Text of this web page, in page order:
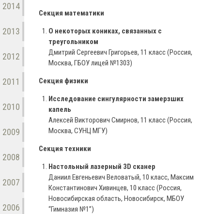
2014
2013
2012
2011
2010
2009
2008
2007
2006
Секция математики
О некоторых кониках, связанных с
треугольником
Дмитрий Сергеевич Григорьев, 11 класс (Россия,
Москва, ГБОУ лицей №1303)
Секция физики
Исследование сингулярности замерзших
капель
Алексей Викторович Смирнов, 11 класс (Россия,
Москва, СУНЦ МГУ)
Секция техники
Настольный лазерный 3D сканер
Даниил Евгеньевич Веловатый, 10 класс, Максим
Константинович Хивинцев, 10 класс (Россия,
Новосибирская область, Новосибирск, МБОУ
“Гимназия №1”)